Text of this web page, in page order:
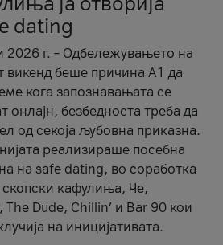
dating
2026 г. – Одбележувањето на
викенд беше причина А1 да
кога запознавањата се
онлајн, безбедноста треба да
од секоја љубовна приказна.
реализираше посебна
на safe dating, во соработка
кафулиња, Че,
Dude, Chillin’ и Bar 90 кои
на иницијативата.